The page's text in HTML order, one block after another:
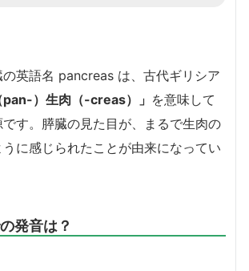
英語名 pancreas は、古代ギリシア
pan-）生肉（-creas）」 を意味して
す。膵臓の見た目が、まるで生肉の
に感じられたことが由来になってい
発音は？